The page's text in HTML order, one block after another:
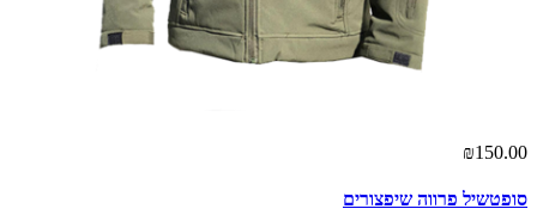
₪150.00
סופטשיל פרווה שיפצורים